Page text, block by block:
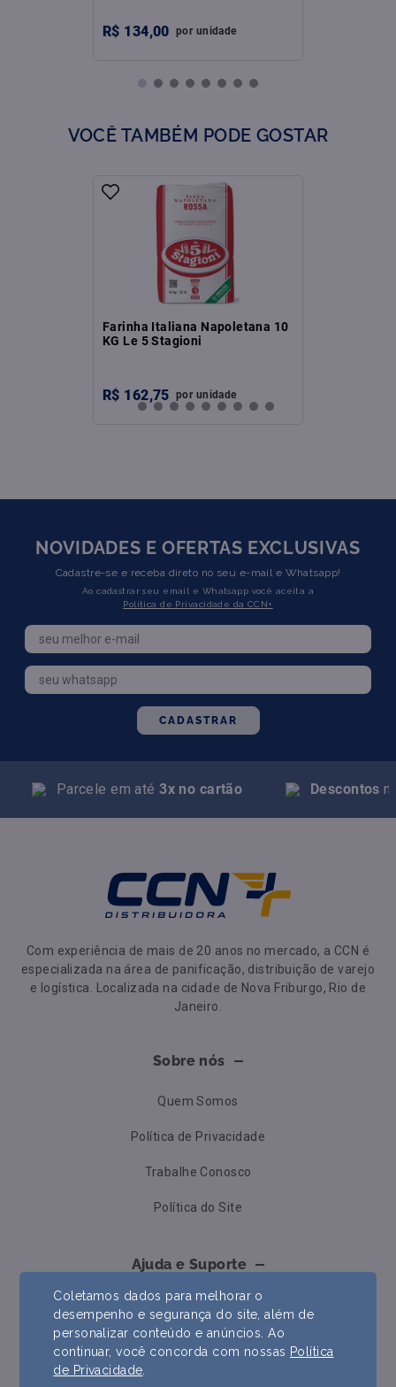
R$ 134,00 por unidade
VOCÊ TAMBÉM PODE GOSTAR
Farinha Italiana Napoletana 10
KG Le 5 Stagioni
R$ 162,75 por unidade
NOVIDADES E OFERTAS EXCLUSIVAS
Cadastre-se e receba direto no seu e-mail e Whatsapp!
Ao cadastrar seu email e Whatsapp você aceita a
Política de Privacidade da CCN+
CADASTRAR
Parcele em até3x no cartão Descontos
Com experiência de mais de 20 anos no mercado, a CCN é
especializada na área de panificação, distribuição de varejo
e logística. Localizada na cidade de Nova Friburgo, Rio de
Janeiro.
Sobre nós
Quem Somos
Política de Privacidade
Trabalhe Conosco
Política do Site
Ajuda e Suporte
Contato
Formas de Pagamento
Trocas e Devoluções
Coletamos dados para melhorar o
desempenho e segurança do site, além de
personalizar conteúdo e anúncios. Ao
continuar, você concorda com nossas Política
de Privacidade